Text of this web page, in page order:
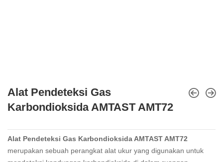
Alat Pendeteksi Gas
Karbondioksida AMTAST AMT72
Alat Pendeteksi Gas Karbondioksida AMTAST AMT72
merupakan sebuah perangkat alat ukur yang digunakan untuk